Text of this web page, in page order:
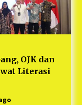
OJK dan
Literasi